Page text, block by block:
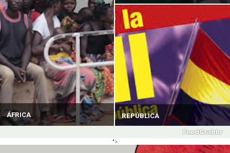
ÁFRICA REPÚBLICA
">